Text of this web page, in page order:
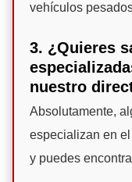
vehículos
3. ¿Quieres
nuestro
Absolutamente,
especializan en
y puedes